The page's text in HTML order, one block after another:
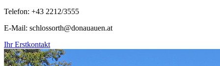
Telefon: +43 2212/3555
E-Mail: schlossorth@donauauen.at
Ihr Erstkontakt